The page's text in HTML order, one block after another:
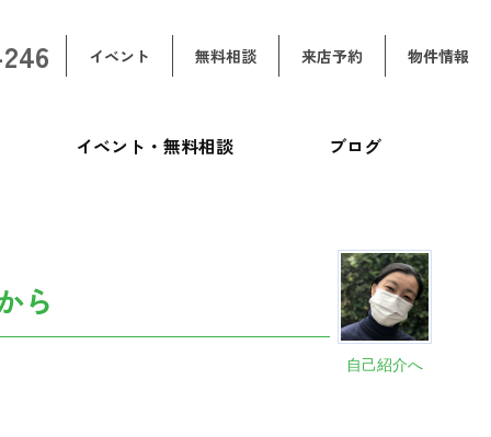
イベント 無料相談 来店予約 物件情報
イベント・無料相談 ブログ
自己紹介へ
ら